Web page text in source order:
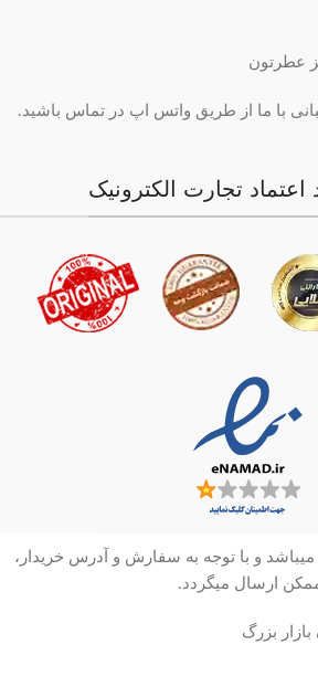
عطرتون
با ما از طریق واتس اپ در تماس باشید.
اعتماد تجارت الکترونیک
و با توجه به سفارش و آدرس خریدار،
ارسال میگردد.
بازار بزرگ